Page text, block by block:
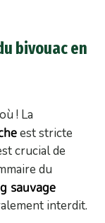
bivouac en
! La
est stricte
crucial de
du
sauvage
interdit.